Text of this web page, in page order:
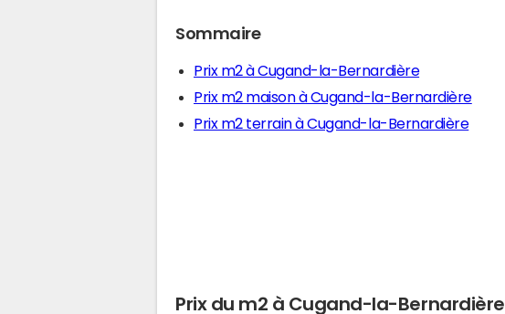
Sommaire
Prix m2 à Cugand-la-Bernardière
Prix m2 maison à Cugand-la-Bernardière
Prix m2 terrain à Cugand-la-Bernardière
Prix du m2 à Cugand-la-Bernardière